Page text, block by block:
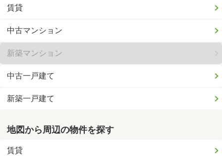
賃貸
中古マンション
新築マンション
中古一戸建て
新築一戸建て
地図から周辺の物件を探す
賃貸